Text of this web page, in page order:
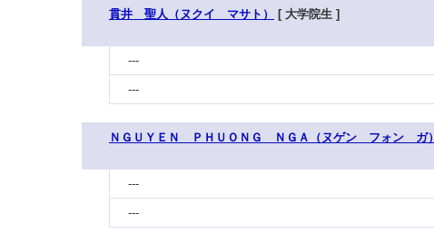
貫井 聖人（ヌクイ マサト） [ 大学院生 ]
---
---
ＮＧＵＹＥＮ ＰＨＵＯＮＧ ＮＧＡ（ヌゲン フォン ガ）
---
---